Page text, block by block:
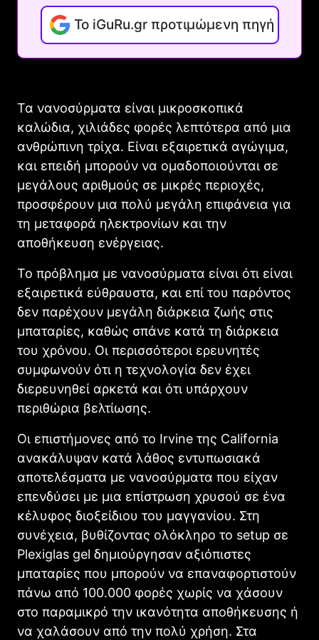
Το iGuRu.gr προτιμώμενη πηγή
Τα νανοσύρματα είναι μικροσκοπικά
καλώδια, χιλιάδες φορές λεπτότερα από μια
ανθρώπινη τρίχα. Είναι εξαιρετικά αγώγιμα,
και επειδή μπορούν να ομαδοποιούνται σε
μεγάλους αριθμούς σε μικρές περιοχές,
προσφέρουν μια πολύ μεγάλη επιφάνεια για
τη μεταφορά ηλεκτρονίων και την
αποθήκευση ενέργειας.
Το πρόβλημα με νανοσύρματα είναι ότι είναι
εξαιρετικά εύθραυστα, και επί του παρόντος
δεν παρέχουν μεγάλη διάρκεια ζωής στις
μπαταρίες, καθώς σπάνε κατά τη διάρκεια
του χρόνου. Οι περισσότεροι ερευνητές
συμφωνούν ότι η τεχνολογία δεν έχει
διερευνηθεί αρκετά και ότι υπάρχουν
περιθώρια βελτίωσης.
Οι επιστήμονες από το Irvine της California
ανακάλυψαν κατά λάθος εντυπωσιακά
αποτελέσματα με νανοσύρματα που είχαν
επενδύσει με μια επίστρωση χρυσού σε ένα
κέλυφος διοξείδιου του μαγγανίου. Στη
συνέχεια, βυθίζοντας ολόκληρο το setup σε
Plexiglas gel δημιούργησαν αξιόπιστες
μπαταρίες που μπορούν να επαναφορτιστούν
πάνω από 100.000 φορές χωρίς να χάσουν
στο παραμικρό την ικανότητα αποθήκευσης ή
να χαλάσουν από την πολύ χρήση. Στα